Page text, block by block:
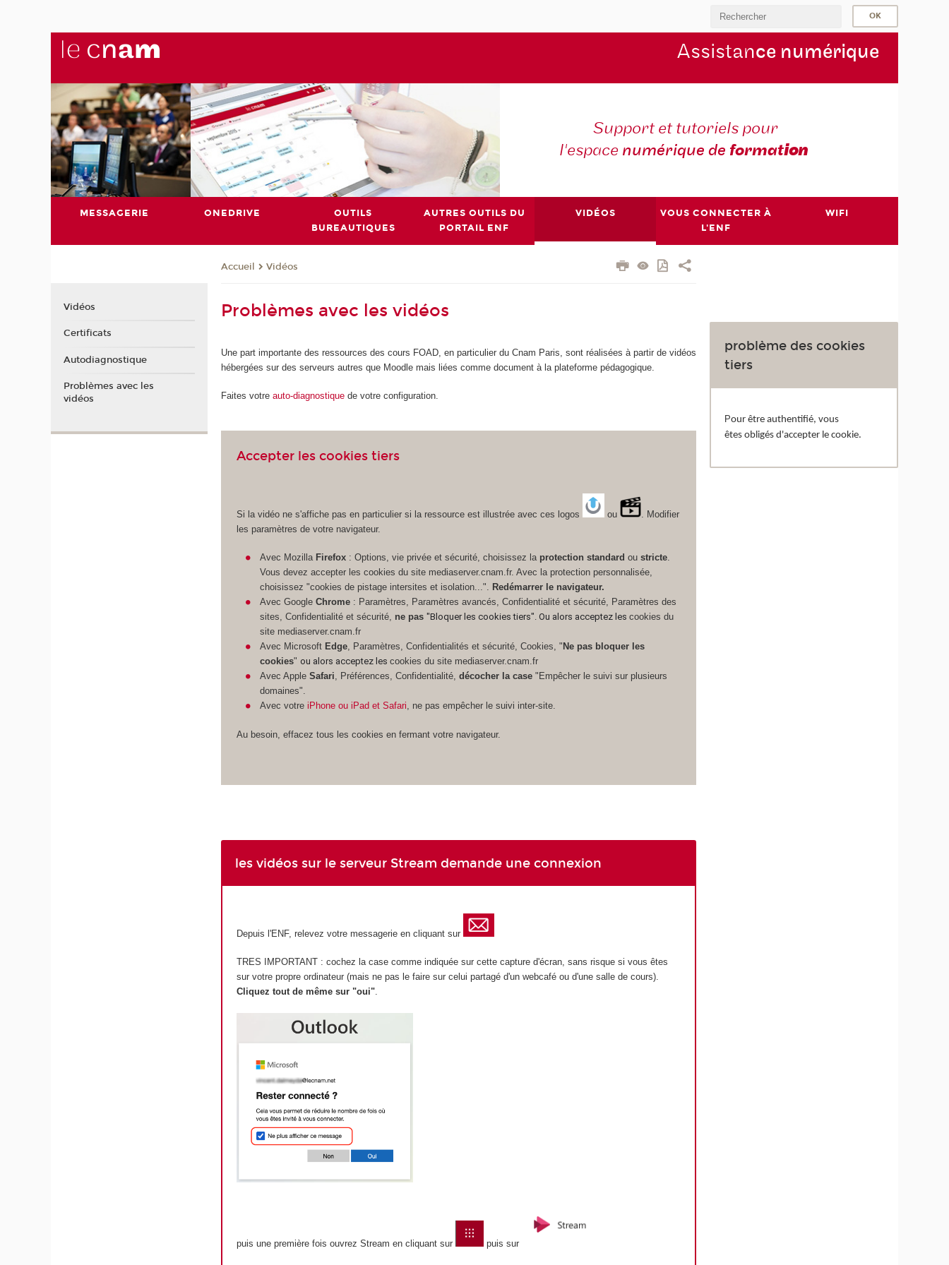
Assistance numérique
Support et tutoriels pour
l'espace numérique de formation
MESSAGERIE ONEDRIVE
OUTILS
BUREAUTIQUES
AUTRES OUTILS DU
PORTAIL ENF
VIDÉOS
VOUS CONNECTER À
L'ENF
WIFI
Accueil Vidéos
Problèmes avec les vidéos
Une part importante des ressources des cours FOAD, en particulier du Cnam Paris, sont réalisées à partir de vidéos
hébergées sur des serveurs autres que Moodle mais liées comme document à la plateforme pédagogique.
Faites votreauto-diagnostique de votre configuration.
Accepter les cookies tiers
Si la vidéo ne s'affiche pas en particulier si la ressource est illustrée avec ces logos ou
. Modifier
les paramètres de votre navigateur.
Avec Mozilla Firefox : Options, vie privée et sécurité, choisissez la protection standard ou stricte.
Vous devez accepter les cookies du site mediaserver.cnam.fr. Avec la protection personnalisée,
choisissez "cookies de pistage intersites et isolation...". Redémarrer le navigateur.
Avec Google Chrome : Paramètres, Paramètres avancés, Confidentialité et sécurité, Paramètres des
sites, Confidentialité et sécurité, ne pas "Bloquer les cookies tiers". Ou alors acceptez les cookies du
site mediaserver.cnam.fr
Avec Microsoft Edge, Paramètres, Confidentialités et sécurité, Cookies, " Ne pas bloquer les
cookies" ou alors acceptez les cookies du site mediaserver.cnam.fr
Avec Apple Safari, Préférences, Confidentialité, décocher la case"Empêcher le suivi sur plusieurs
domaines".
Avec votre iPhone ou iPad et Safari, ne pas empêcher le suivi inter-site.
Au besoin, effacez tous les cookies en fermant votre navigateur.
les vidéos sur le serveur Stream demande une connexion
Depuis l'ENF, relevez votre messagerie en cliquant sur
TRES IMPORTANT : cochez la case comme indiquée sur cette capture d'écran, sans risque si vous êtes
sur votre propre ordinateur (mais ne pas le faire sur celui partagé d'un webcafé ou d'une salle de cours).
Cliquez tout de même sur "oui".
puis une première fois ouvrez Stream en cliquant sur puis sur
problème des cookies
tiers
Pour être authentifié, vous
êtes obligés d'accepter le cookie.
Vidéos
Certificats
Autodiagnostique
Problèmes avec les
vidéos